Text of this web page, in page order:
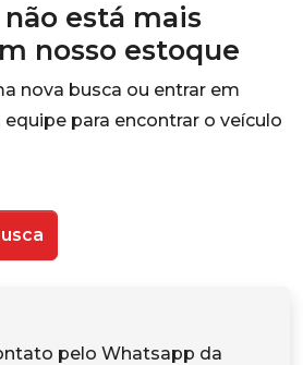
está mais
nosso estoque
nova busca ou entrar em
para encontrar o veículo
pelo Whatsapp da